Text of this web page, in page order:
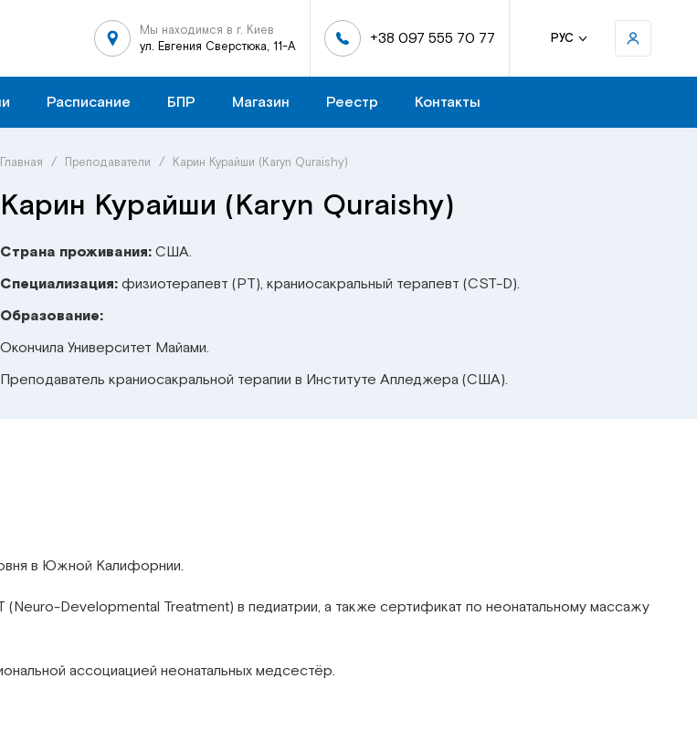
Мы находимся в г. Киев
ул. Евгения Сверстюка, 11-А
+38 097 555 70 77 РУС
Расписание БПР Магазин Реестр Контакты
Главная / Преподаватели / Карин Курайши (Karyn Quraishy)
Карин Курайши (Karyn Quraishy)
Страна проживания:США.
Специализация:физиотерапевт (PT), краниосакральный терапевт (CST-D).
Образование:
Окончила Университет Майами.
Преподаватель краниосакральной терапии в Институте Апледжера (США).
в Южной Калифорнии.
Developmental Treatment) в педиатрии, а также сертификат по неонатальному массажу
ассоциацией неонатальных медсестёр.